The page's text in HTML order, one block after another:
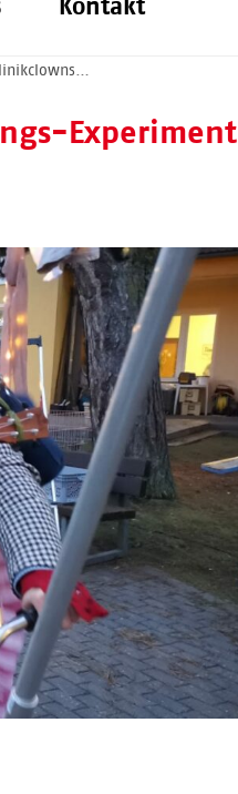
Kontakt
Experiment